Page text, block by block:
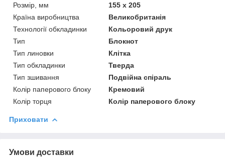
Розмір, мм
155 х 205
Країна виробництва
Великобританія
Технології обкладинки
Кольоровий друк
Тип
Блокнот
Тип линовки
Клітка
Тип обкладинки
Тверда
Тип зшивання
Подвійна спіраль
Колір паперового блоку
Кремовий
Колір торця
Колір паперового блоку
Приховати
Умови доставки